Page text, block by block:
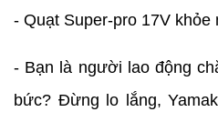
- Quạt Super-pro 17V khỏe
- Bạn là người lao động
bức? Đừng lo lắng,